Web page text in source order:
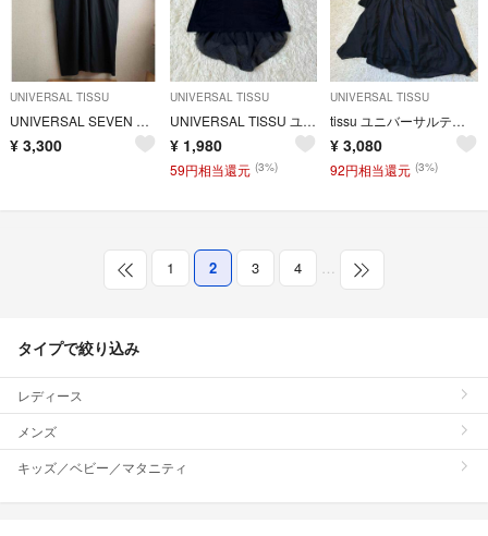
UNIVERSAL TISSU
UNIVERSAL SEVEN ユニバーサルセブン ワンピース
¥ 3,300
UNIVERSAL TISSU
UNIVERSAL TISSU ユニバーサルティシュ 変形 Tシャツ
¥ 1,980
59円相当還元 (3%)
UNIVERSAL TISSU
tissu ユニバーサルティシュ リネンコットン シルク ワンピース
¥ 3,080
92円相当還元 (3%)
1 2 3 4 …
タイプで絞り込み
レディース
メンズ
キッズ／ベビー／マタニティ